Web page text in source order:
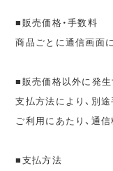
■販売価格・手数料
商品ごとに通信画面
■販売価格以外に発
支払方法により、別
ご利用にあたり、通
■支払方法